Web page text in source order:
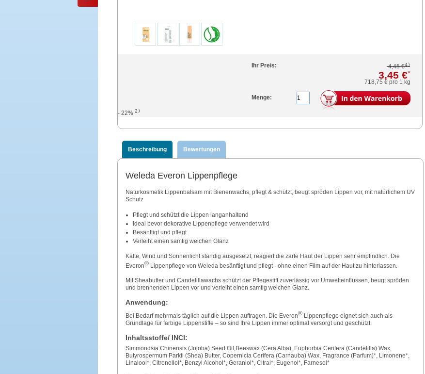
Ihr Preis: 4,45 €4)
3,45 €*
718,75 €pro 1 kg
Menge:
- 22% 2)
Beschreibung Bewertungen
Weleda Everon Lippenpflege
Naturkosmetik Lippenbalsam mit Bienenwachs, pflegt & schützt, beugt spröden Lippen vor, mit natürlichem UV
Schutz
Pflegt und schützt die Lippen langanhaltend
Ideal bevor dekorative Lippenpflege verwendet wird
Besänftigt und pflegt
Verleiht einen samtig weichen Glanz
Kälte, Wind und Sonnenlicht ständig ausgesetzt, reagiert die zarte Haut der Lippen sehr empfindlich. Die
Everon®Lippenpflege von Weleda besänftigt und pflegt - ohne einen Film auf der Haut zu hinterlassen.
Mit Sheabutter und Candelillawachs schützt der Pflegestift zuverlässig vor Umwelteinflüssen, beugt spröden
und brennenden Lippen vor und verleiht einen samtig weichen Glanz.
Anwendung:
Bei Bedarf mehrmals täglich auf die Lippen auftragen. Die Everon®Lippenpflege eignet sich auch als
Grundlage für farbige Lippenstifte – so sind Ihre Lippen immer optimal versorgt und geschützt.
Inhaltsstoffe/ INCI:
Simmondsia Chinensis (Jojoba) Seed Oil,Beeswax (Cera Alba), Euphorbia Cerifera (Candelilla) Wax,
Butyrospermum Parkii (Shea) Butter, Copernicia Cerifera (Carnauba) Wax, Fragrance (Parfum)*, Limonene*,
Linalool*, Citronellol*, Benzyl Alcohol*, Geraniol*, Citral*, Eugenol*, Farnesol*